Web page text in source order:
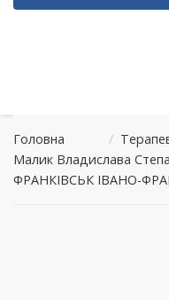
Головна /
Малик Владислава
ФРАНКІВСЬК ІВАНО-